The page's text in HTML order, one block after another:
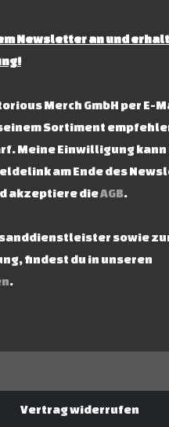
Newsletter an und
Merch GmbH per E-
Sortiment
Meine Einwilligung
am Ende des
akzeptiere dieAGB.
sowie
findest du in unseren
.
Vertrag widerrufen